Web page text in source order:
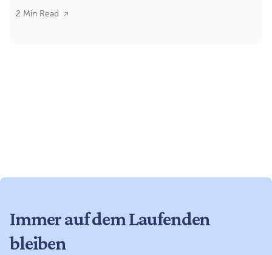
2 Min Read
Immer auf dem Laufenden
bleiben